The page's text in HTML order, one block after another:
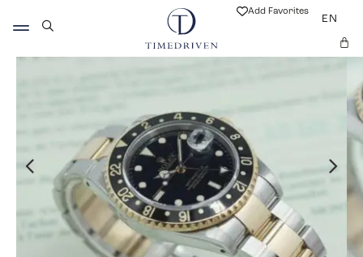
Add Favorites
EN